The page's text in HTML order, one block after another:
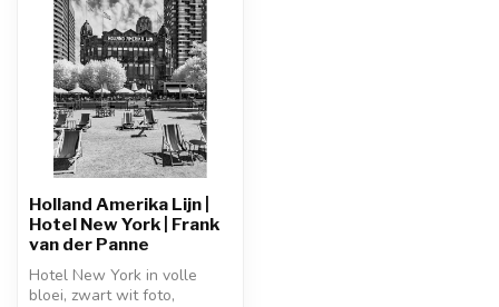
Holland Amerika Lijn |
Hotel New York | Frank
van der Panne
Hotel New York in volle
bloei, zwart wit foto,